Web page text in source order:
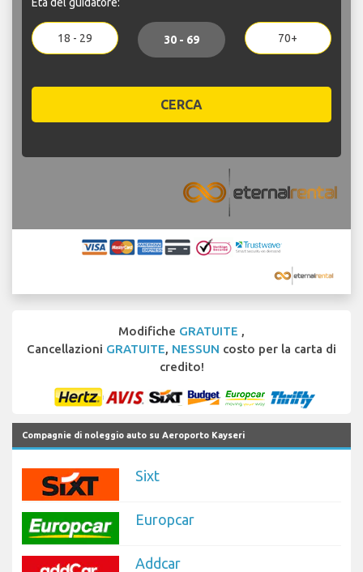
18 - 29 30 - 69 70+
CERCA
Modifiche GRATUITE ,
Cancellazioni GRATUITE, NESSUN costo per la carta di
credito!
Compagnie di noleggio auto su Aeroporto Kayseri
Sixt
Europcar
Addcar